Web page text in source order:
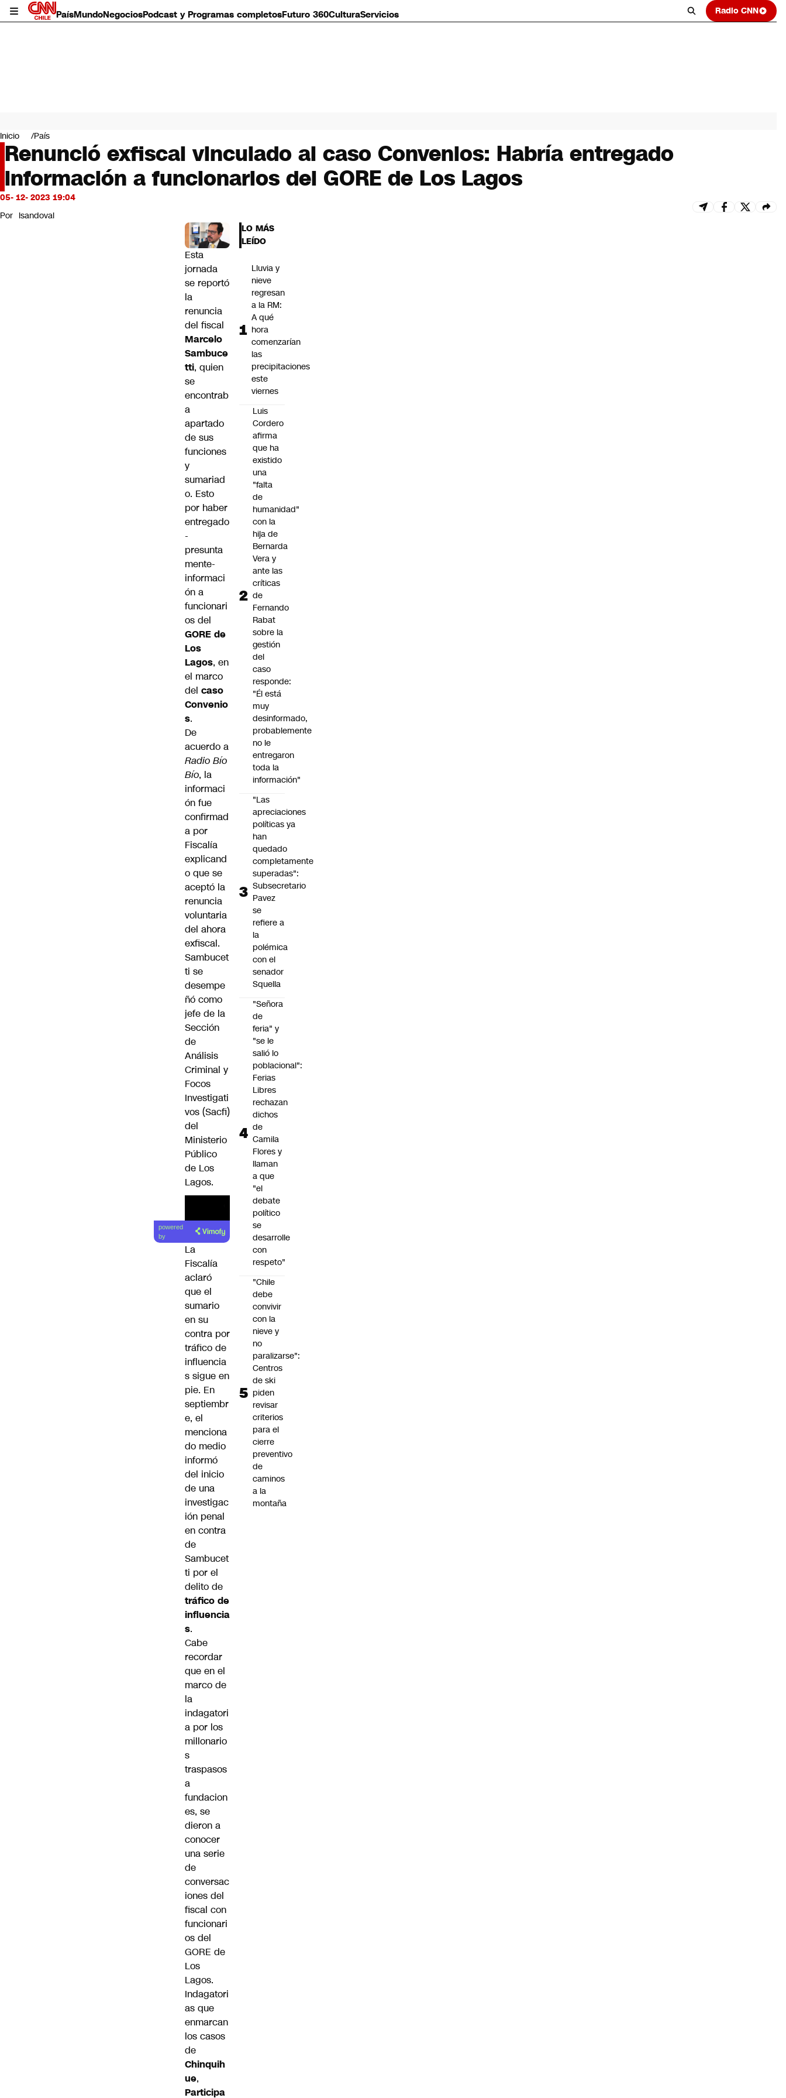
PaísMundoNegociosPodcast y Programas completosFuturo 360CulturaServicios Radio CNN
Mundo
Negocios
Deportes
Programas completos
Cultura
Servicios
Bits
CNN Data
Inicio País
Renunció exfiscal vinculado al caso Convenios: Habría entregado
información a funcionarios del GORE de Los Lagos
05- 12- 2023 19:04
Por lsandoval
Esta
jornada
se reportó
la
renuncia
del fiscal
Marcelo
Sambuce
tti, quien
se
encontrab
a
apartado
de sus
funciones
y
sumariad
o. Esto
por haber
entregado
-
presunta
mente-
informaci
ón a
funcionari
os del
GORE de
Los
Lagos, en
el marco
del caso
Convenio
s.
De
acuerdo a
Radio Bío
Bío, la
informaci
ón fue
confirmad
a por
Fiscalía
explicand
o que se
aceptó la
renuncia
voluntaria
del ahora
exfiscal.
Sambucet
ti se
desempe
ñó como
jefe de la
Sección
de
Análisis
Criminal y
Focos
Investigati
vos (Sacfi)
del
Ministerio
Público
de Los
Lagos.
powered
by
La
Fiscalía
aclaró
que el
sumario
en su
contra por
tráfico de
influencia
s sigue en
pie. En
septiembr
e, el
menciona
do medio
informó
del inicio
de una
investigac
ión penal
en contra
de
Sambucet
ti por el
delito de
tráfico de
influencia
s.
Cabe
recordar
que en el
marco de
la
indagatori
a por los
millonario
s
traspasos
a
fundacion
es, se
dieron a
conocer
una serie
de
conversac
iones del
fiscal con
funcionari
os del
GORE de
Los
Lagos.
Indagatori
as que
enmarcan
los casos
de
Chinquih
ue,
Participa
LO MÁS
LEÍDO
Lluvia y
nieve
regresan
a la RM:
A qué
hora
comenzarían
las
precipitaciones
este
viernes
Luis
Cordero
afirma
que ha
existido
una
"falta
de
humanidad"
con la
hija de
Bernarda
Vera y
ante las
críticas
de
Fernando
Rabat
sobre la
gestión
del
caso
responde:
"Él está
muy
desinformado,
probablemente
no le
entregaron
toda la
información"
"Las
apreciaciones
políticas ya
han
quedado
completamente
superadas":
Subsecretario
Pavez
se
refiere a
la
polémica
con el
senador
Squella
"Señora
de
feria" y
"se le
salió lo
poblacional":
Ferias
Libres
rechazan
dichos
de
Camila
Flores y
llaman
a que
"el
debate
político
se
desarrolle
con
respeto"
"Chile
debe
convivir
con la
nieve y
no
paralizarse":
Centros
de ski
piden
revisar
criterios
para el
cierre
preventivo
de
caminos
a la
montaña